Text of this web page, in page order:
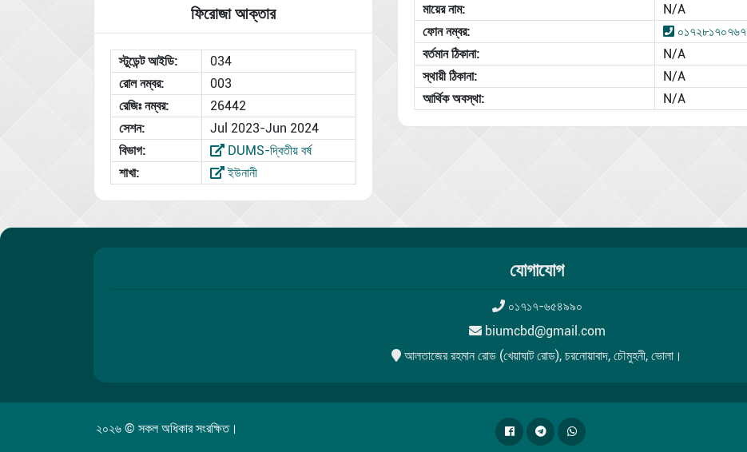
ফিরোজা আক্তার
স্টুডেন্ট আইডি:
034
রোল নম্বর:
003
রেজিঃ নম্বর:
26442
সেশন:
Jul 2023-Jun 2024
বিভাগ:
DUMS-দ্বিতীয় বর্ষ
শাখা:
ইউনানী
মায়ের নাম:
N/A
ফোন নম্বর:
০১৭২৮১৭০৭৬৭
বর্তমান ঠিকানা:
N/A
স্থায়ী ঠিকানা:
N/A
আর্থিক অবস্থা:
N/A
যোগাযোগ
০১৭১৭-৬৫৪৯৯০
biumcbd@gmail.com
আলতাজের রহমান রোড (খেয়াঘাট রোড), চরনোয়াবাদ, চৌমুহনী, ভোলা।
২০২৬ © সকল অধিকার সংরক্ষিত।